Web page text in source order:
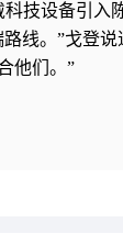
技设备引入
线。”戈登
他们。”